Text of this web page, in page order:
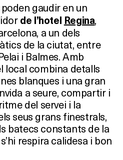
gaudir en un
de l’hotel Regina,
a un dels
de la ciutat, entre
i Balmes. Amb
local combina detalls
blanques i una gran
a seure, compartir i
del servei i la
seus grans finestrals,
batecs constants de la
respira calidesa i bon